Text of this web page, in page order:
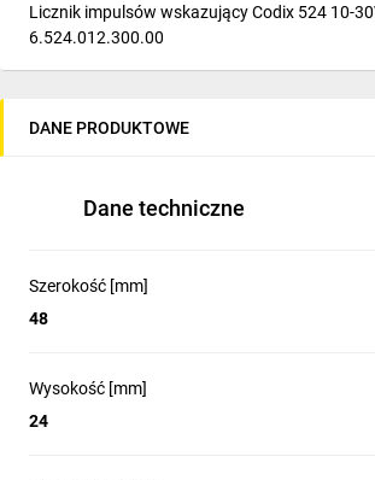
Licznik impulsów wskazujący Codix 524 10-
6.524.012.300.00
DANE PRODUKTOWE
Dane techniczne
Szerokość [mm]
48
Wysokość [mm]
24